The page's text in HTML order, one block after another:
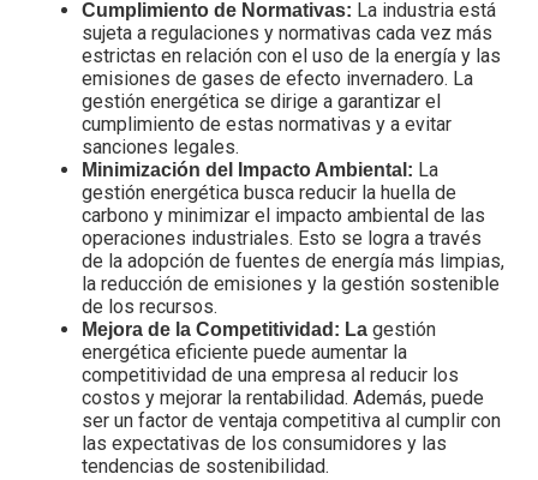
Cumplimiento de Normativas: La industria está
sujeta a regulaciones y normativas cada vez más
estrictas en relación con el uso de la energía y las
emisiones de gases de efecto invernadero. La
gestión energética se dirige a garantizar el
cumplimiento de estas normativas y a evitar
sanciones legales.
Minimización del Impacto Ambiental: La
gestión energética busca reducir la huella de
carbono y minimizar el impacto ambiental de las
operaciones industriales. Esto se logra a través
de la adopción de fuentes de energía más limpias,
la reducción de emisiones y la gestión sostenible
de los recursos.
Mejora de la Competitividad: La gestión
energética eficiente puede aumentar la
competitividad de una empresa al reducir los
costos y mejorar la rentabilidad. Además, puede
ser un factor de ventaja competitiva al cumplir con
las expectativas de los consumidores y las
tendencias de sostenibilidad.